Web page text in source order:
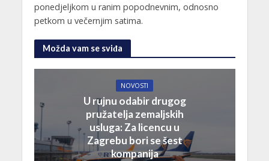
ponedjeljkom u ranim popodnevnim, odnosno
petkom u večernjim satima.
Možda vam se sviđa
NOVOSTI
U rujnu odabir drugog
pružatelja zemaljskih
usluga: Za licencu u
Zagrebu bori se šest
kompanija